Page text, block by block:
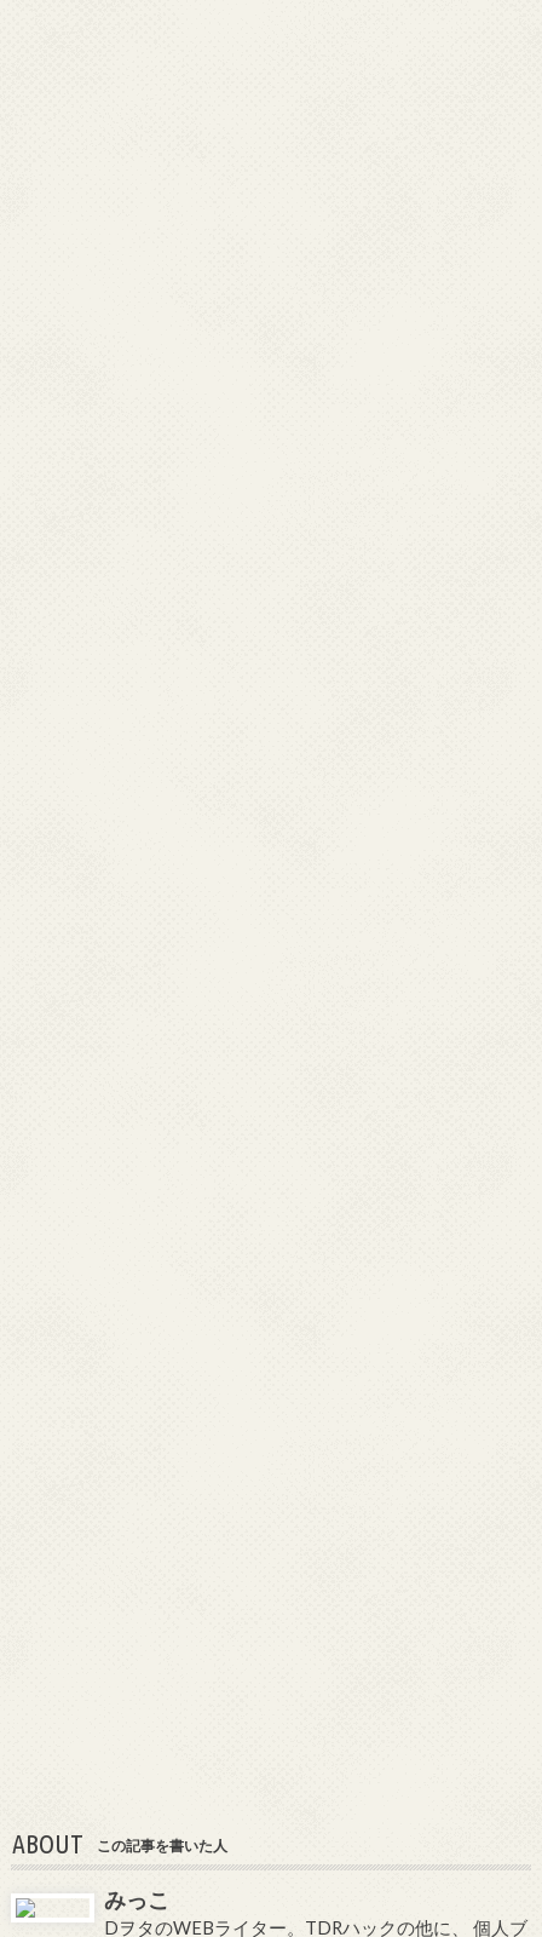
ABOUT この記事を書いた人
みっこ
DヲタのWEBライター。TDRハックの他に、 個人ブ